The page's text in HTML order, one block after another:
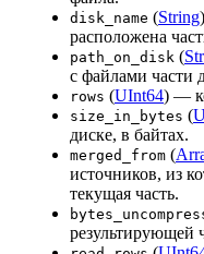
disk_name (String
расположена
path_on_disk (
с файлами части
rows (UInt64) —
size_in_bytes (
диске, в байтах.
merged_from (
источников, из
текущая часть.
результирующей